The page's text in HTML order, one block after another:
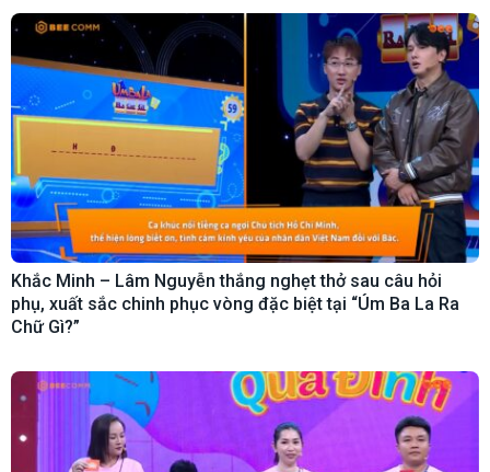
Khắc Minh – Lâm Nguyễn thắng nghẹt thở sau câu hỏi
phụ, xuất sắc chinh phục vòng đặc biệt tại “Úm Ba La Ra
Chữ Gì?”